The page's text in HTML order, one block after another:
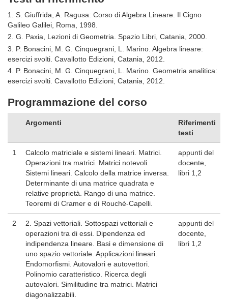
1. S. Giuffrida, A. Ragusa: Corso di Algebra Lineare. Il Cigno
Galileo Galilei, Roma, 1998.
2. G. Paxia, Lezioni di Geometria. Spazio Libri, Catania, 2000.
3. P. Bonacini, M. G. Cinquegrani, L. Marino. Algebra lineare:
esercizi svolti. Cavallotto Edizioni, Catania, 2012.
4. P. Bonacini, M. G. Cinquegrani, L. Marino. Geometria analitica:
esercizi svolti. Cavallotto Edizioni, Catania, 2012.
Programmazione del corso
Argomenti
Riferimenti
testi
1
Calcolo matriciale e sistemi lineari. Matrici.
Operazioni tra matrici. Matrici notevoli.
Sistemi lineari. Calcolo della matrice inversa.
Determinante di una matrice quadrata e
relative proprietà. Rango di una matrice.
Teoremi di Cramer e di Rouché-Capelli.
appunti del
docente,
libri 1,2
2
2. Spazi vettoriali. Sottospazi vettoriali e
operazioni tra di essi. Dipendenza ed
indipendenza lineare. Basi e dimensione di
uno spazio vettoriale. Applicazioni lineari.
Endomorfismi. Autovalori e autovettori.
Polinomio caratteristico. Ricerca degli
autovalori. Similitudine tra matrici. Matrici
diagonalizzabili.
appunti del
docente,
libri 1,2